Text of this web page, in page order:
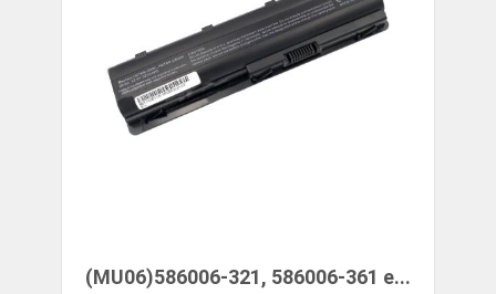
(MU06)586006-321, 586006-361 e...